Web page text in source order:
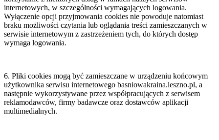
internetowych, w szczególności wymagających logowania.
Wyłączenie opcji przyjmowania cookies nie powoduje natomiast
braku możliwości czytania lub oglądania treści zamieszczanych w
serwisie internetowym z zastrzeżeniem tych, do których dostęp
wymaga logowania.
6. Pliki cookies mogą być zamieszczane w urządzeniu końcowym
użytkownika serwisu internetowego basniowakraina.leszno.pl, a
następnie wykorzystywane przez współpracujących z serwisem
reklamodawców, firmy badawcze oraz dostawców aplikacji
multimedialnych.